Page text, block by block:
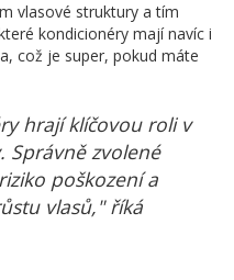
vlasové struktury a tím
kondicionéry mají navíc i
což je super, pokud máte
hrají klíčovou roli v
Správně zvolené
poškození a
vlasů," říká